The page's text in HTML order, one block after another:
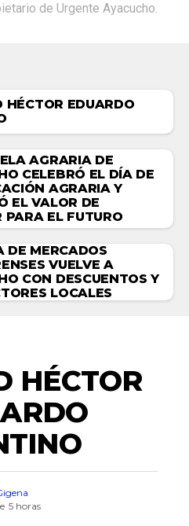
de Urgente Ayacucho.
HÉCTOR EDUARDO
AGRARIA DE
CELEBRÓ EL DÍA DE
AGRARIA Y
EL VALOR DE
PARA EL FUTURO
DE MERCADOS
VUELVE A
CON DESCUENTOS Y
LOCALES
HÉCTOR
5 horas